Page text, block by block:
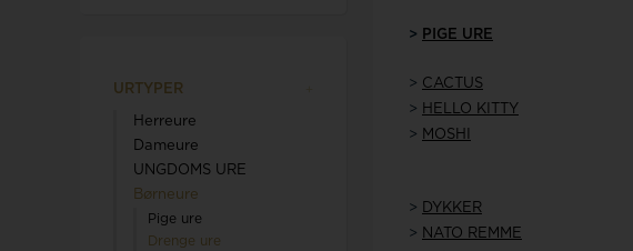
Royal london ure
Sector
Tommy Hilfiger
URTYPER
Herreure
Dameure
UNGDOMS URE
Børneure
Pige ure
Drenge ure
> PIGE URE
> CACTUS
> HELLO KITTY
>
MOSHI
> DYKKER
>
NATO REMME